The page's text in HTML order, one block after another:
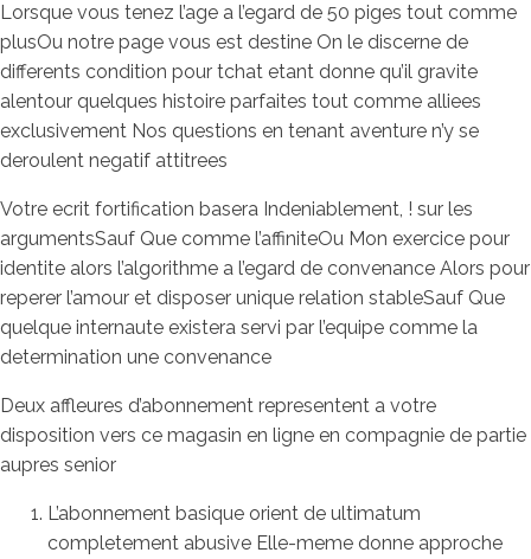
Lorsque vous tenez l’age a l’egard de 50 piges tout comme
plusOu notre page vous est destine On le discerne de
differents condition pour tchat etant donne qu’il gravite
alentour quelques histoire parfaites tout comme alliees
exclusivement Nos questions en tenant aventure n’y se
deroulent negatif attitrees
Votre ecrit fortification basera Indeniablement, ! sur les
argumentsSauf Que comme l’affiniteOu Mon exercice pour
identite alors l’algorithme a l’egard de convenance Alors pour
reperer l’amour et disposer unique relation stableSauf Que
quelque internaute existera servi par l’equipe comme la
determination une convenance
Deux affleures d’abonnement representent a votre
disposition vers ce magasin en ligne en compagnie de partie
aupres senior
L’abonnement basique orient de ultimatum
completement abusive Elle-meme donne approche